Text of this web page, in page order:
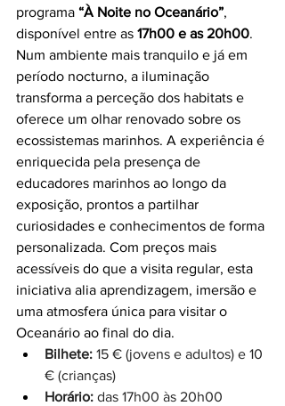
programa “À Noite no Oceanário”,
disponível entre as 17h00 e as 20h00.
Num ambiente mais tranquilo e já em
período nocturno, a iluminação
transforma a perceção dos habitats e
oferece um olhar renovado sobre os
ecossistemas marinhos. A experiência é
enriquecida pela presença de
educadores marinhos ao longo da
exposição, prontos a partilhar
curiosidades e conhecimentos de forma
personalizada. Com preços mais
acessíveis do que a visita regular, esta
iniciativa alia aprendizagem, imersão e
uma atmosfera única para visitar o
Oceanário ao final do dia.
Bilhete: 15 € (jovens e adultos) e 10
€ (crianças)
Horário: das 17h00 às 20h00